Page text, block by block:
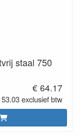
staal 750
€ 64.17
exclusief btw